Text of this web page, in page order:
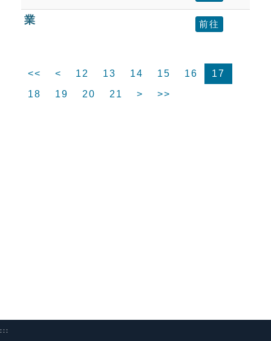
業 前往
<< < 12 13 14 15 16
17
18
19 20 21 > >>
:::